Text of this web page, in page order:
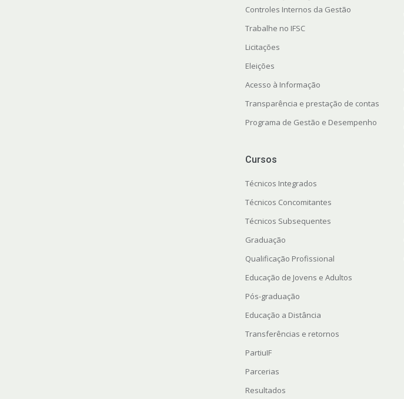
Controles Internos da Gestão
Trabalhe no IFSC
Licitações
Eleições
Acesso à Informação
Transparência e prestação de contas
Programa de Gestão e Desempenho
Cursos
Técnicos Integrados
Técnicos Concomitantes
Técnicos Subsequentes
Graduação
Qualificação Profissional
Educação de Jovens e Adultos
Pós-graduação
Educação a Distância
Transferências e retornos
PartiuIF
Parcerias
Resultados